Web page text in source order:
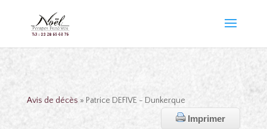
Avis de décès » Patrice DEFIVE - Dunkerque
Imprimer